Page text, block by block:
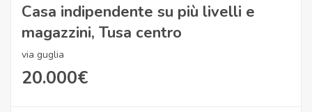
Casa indipendente su più livelli e
magazzini, Tusa centro
via guglia
20.000€